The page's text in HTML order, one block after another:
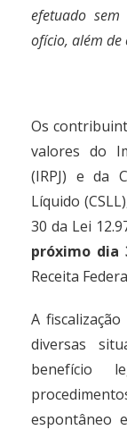
efetuado
ofício, além de
Os
valores do
(IRPJ) e da
Líquido
30 da Lei
próximo dia
Receita
A
diversas
benefício
espontâneo